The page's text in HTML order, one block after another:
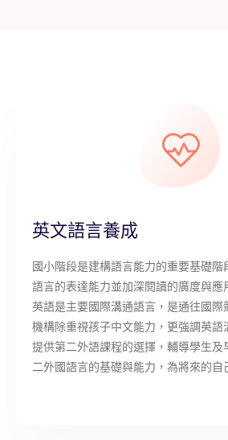
英文語言養成
國小階段是建構語言能力的重要基礎階
語言的表達能力並加深閱讀的廣度與應
英語是主要國際溝通語言，是通往國際
機構除重視孩子中文能力，更強調英語
提供第二外語課程的選擇，輔導學生及
二外國語言的基礎與能力，為將來的自